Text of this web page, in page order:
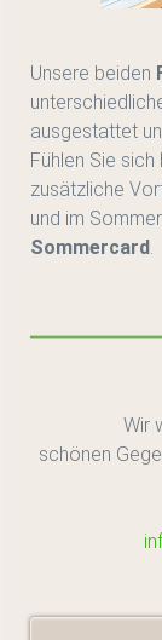
Unsere beiden
ausgestattet
Fühlen Sie
zusätzliche
und im
Sommercard
Wir
schönen